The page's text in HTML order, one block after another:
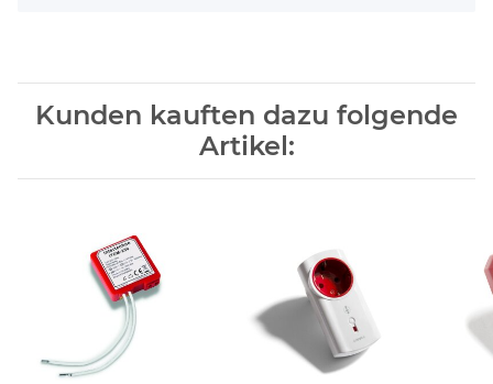
Kunden kauften dazu folgende
Artikel: